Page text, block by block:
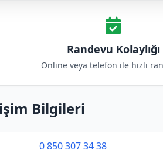
Randevu Kolaylığı
Online veya telefon ile hızlı
Bilgileri
0 850 307 34 38